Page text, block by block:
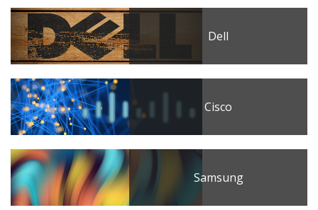
Dell
Cisco
Samsung